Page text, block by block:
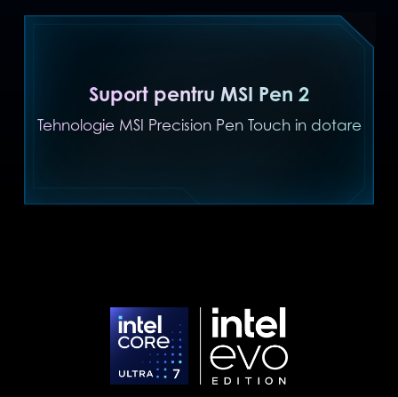
Suport pentru MSI Pen 2
Tehnologie MSI Precision Pen Touch in dotare